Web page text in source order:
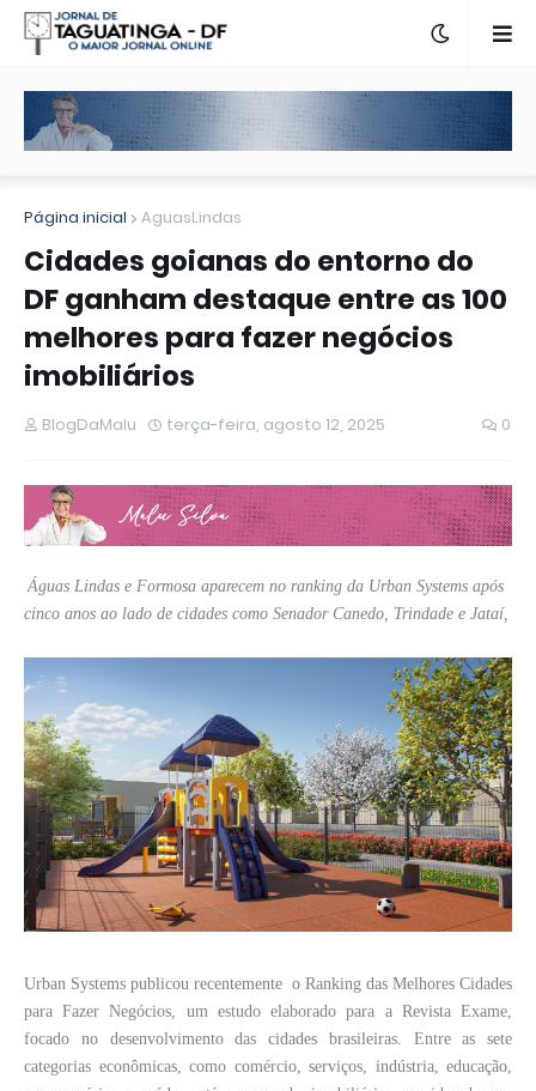
Página inicial AguasLindas
Cidades goianas do entorno do
DF ganham destaque entre as 100
melhores para fazer negócios
imobiliários
BlogDaMalu terça-feira, agosto 12, 2025 0
Águas Lindas e Formosa aparecem no ranking da Urban Systems após
cinco anos ao lado de cidades como Senador Canedo, Trindade e Jataí,
Urban Systems publicou recentemente o Ranking das Melhores Cidades
para Fazer Negócios, um estudo elaborado para a Revista Exame,
focado no desenvolvimento das cidades brasileiras. Entre as sete
categorias econômicas, como comércio, serviços, indústria, educação,